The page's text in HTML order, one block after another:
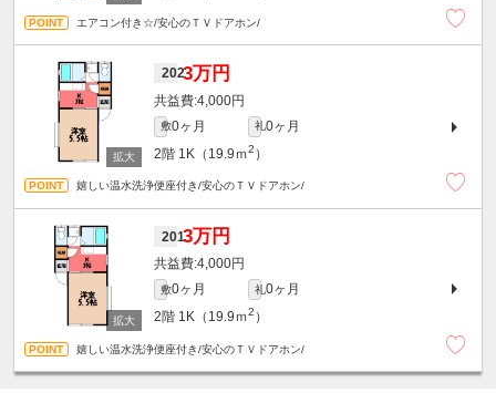
エアコン付き☆/安心のＴＶドアホン/
2023万円
4,000円
敷0ヶ月 礼0ヶ月
2階 1K（19.9ｍ2 ）
嬉しい温水洗浄便座付き/安心のＴＶドアホン/
2013万円
4,000円
敷0ヶ月 礼0ヶ月
2階 1K（19.9ｍ2 ）
嬉しい温水洗浄便座付き/安心のＴＶドアホン/